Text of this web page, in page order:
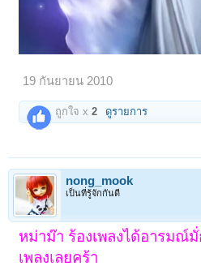
19 กันยายน 2010
ถูกใจ x2 ดูรายการ
nong_mook
เป็นที่รู้จักกันดี
หม่าม๊า ร้องเพลงได้อารมณ์มั่
เพลงเลยคร้า